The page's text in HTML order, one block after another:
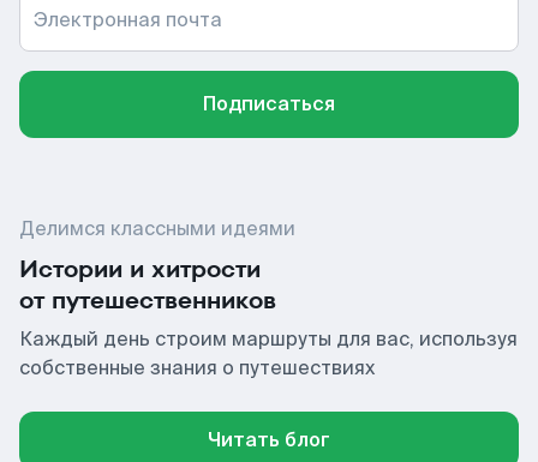
Электронная почта
Подписаться
Делимся классными идеями
Истории и хитрости
от путешественников
Каждый день строим маршруты для вас, используя
собственные знания о путешествиях
Читать блог